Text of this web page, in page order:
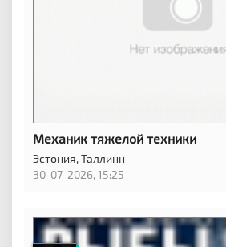
Механик тяжелой техники
Эстония,Таллинн
30-07-2026, 15:25